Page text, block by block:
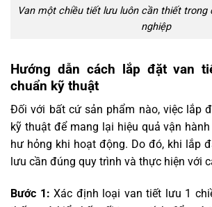
Van một chiều tiết lưu luôn cần thiết trong
nghiệp
Hướng dẫn cách lắp đặt van
chuẩn kỹ thuật
Đối với bất cứ sản phẩm nào, việc lắp
kỹ thuật để mang lại hiệu quả vận
hư hỏng khi hoạt động. Do đó, khi lắp
lưu cần đúng quy trình và thực hiện với
Bước 1: Xác định loại van tiết lưu 1